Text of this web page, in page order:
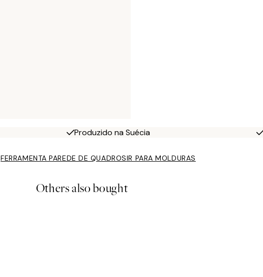
Produzido na Suécia
FERRAMENTA PAREDE DE QUADROSIR PARA MOLDURAS
Others also bought